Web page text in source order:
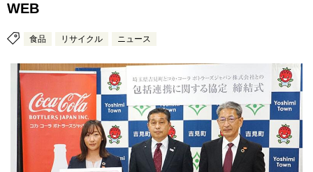
WEB
食品 リサイクル ニュース